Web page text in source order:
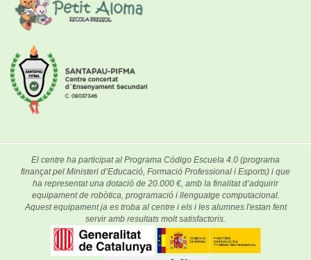
El centre ha participat al Programa Código Escuela 4.0 (programa
finançat pel Ministeri d’Educació, Formació Professional i Esports) i que
ha representat una dotació de 20.000 €, amb la finalitat d’adquirir
equipament de robòtica, programació i llenguatge computacional.
Aquest equipament ja es troba al centre i els i les alumnes l'estan fent
servir amb resultats molt satisfactoris.